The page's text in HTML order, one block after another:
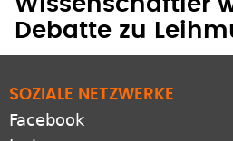
Debatte zu
Facebook
Instagram